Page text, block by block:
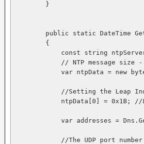
        }
public static DateTime
        {
const string
// NTP message size
var ntpData = new
//Setting the Leap
ntpData[0] = 0x1B;
var addresses =
//The UDP port